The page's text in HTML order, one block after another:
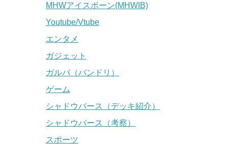
MHWアイスボーン(MHWIB)
Youtube/Vtube
エンタメ
ガジェット
ガルパ（バンドリ）
ゲーム
シャドウバース（デッキ紹介）
シャドウバース（考察）
スポーツ